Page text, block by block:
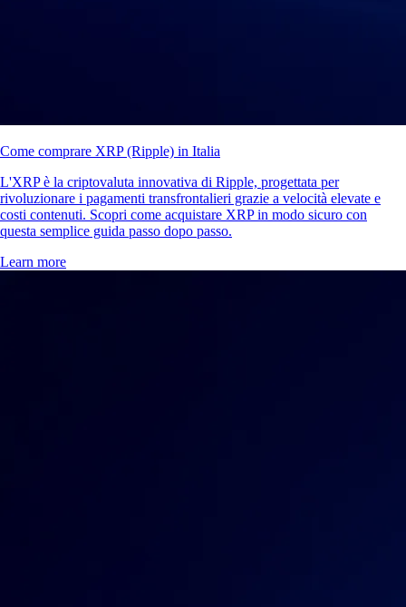
Come comprare XRP (Ripple) in Italia
L'XRP è la criptovaluta innovativa di Ripple, progettata per
rivoluzionare i pagamenti transfrontalieri grazie a velocità elevate e
costi contenuti. Scopri come acquistare XRP in modo sicuro con
questa semplice guida passo dopo passo.
Learn more